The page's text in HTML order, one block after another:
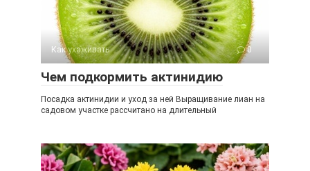
Как ухаживать 0
Чем подкормить актинидию
Посадка актинидии и уход за ней Выращивание лиан на
садовом участке рассчитано на длительный